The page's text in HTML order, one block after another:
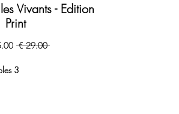
Vivants - Edition
Print
‏29.00 ‏€
3 Dimensions disponibles